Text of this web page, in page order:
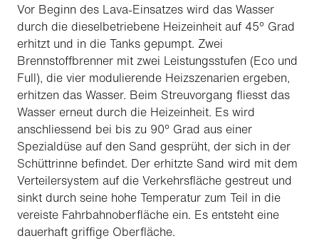
Vor Beginn des Lava-Einsatzes wird das Wasser
durch die dieselbetriebene Heizeinheit auf 45° Grad
erhitzt und in die Tanks gepumpt. Zwei
Brennstoffbrenner mit zwei Leistungsstufen (Eco und
Full), die vier modulierende Heizszenarien ergeben,
erhitzen das Wasser. Beim Streuvorgang fliesst das
Wasser erneut durch die Heizeinheit. Es wird
anschliessend bei bis zu 90° Grad aus einer
Spezialdüse auf den Sand gesprüht, der sich in der
Schüttrinne befindet. Der erhitzte Sand wird mit dem
Verteilersystem auf die Verkehrsfläche gestreut und
sinkt durch seine hohe Temperatur zum Teil in die
vereiste Fahrbahnoberfläche ein. Es entsteht eine
dauerhaft griffige Oberfläche.